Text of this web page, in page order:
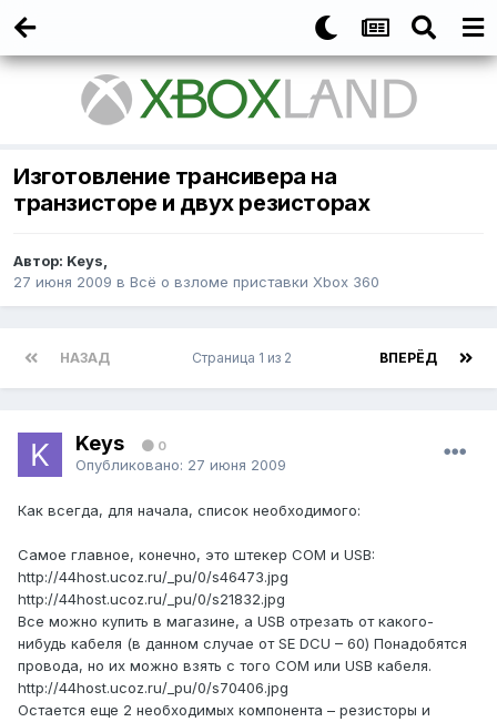
Изготовление трансивера на
транзисторе и двух резисторах
Автор: Keys,
27 июня 2009 в Всё о взломе приставки Xbox 360
НАЗАД ВПЕРЁД
Страница 1 из 2
Keys 0
Опубликовано: 27 июня 2009
Как всегда, для начала, список необходимого:
Самое главное, конечно, это штекер COM и USB:
http://44host.ucoz.ru/_pu/0/s46473.jpg
http://44host.ucoz.ru/_pu/0/s21832.jpg
Все можно купить в магазине, а USB отрезать от какого-
нибудь кабеля (в данном случае от SE DCU – 60) Понадобятся
провода, но их можно взять с того COM или USB кабеля.
http://44host.ucoz.ru/_pu/0/s70406.jpg
Остается еще 2 необходимых компонента – резисторы и